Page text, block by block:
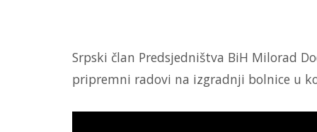
Srpski član Predsjedništva BiH Milorad
pripremni radovi na izgradnji bolnice u